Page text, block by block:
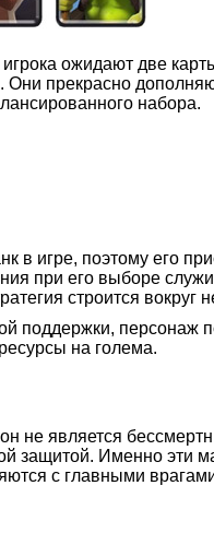
ожидают две
прекрасно
набора.
в игре, поэтому его
при его выборе
строится вокруг
поддержки, персонаж
на голема.
не является
защитой. Именно эти
с главными